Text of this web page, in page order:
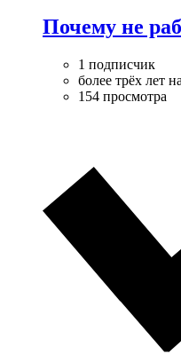
Почему не
1 подписчик
более трёх лет
154 просмотра